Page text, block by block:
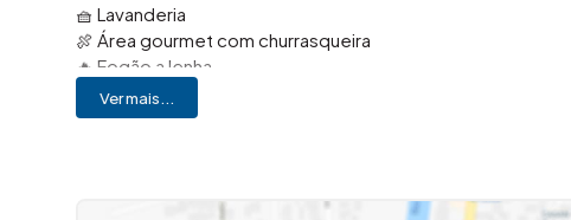
🧺 Lavanderia
🍖 Área gourmet com churrasqueira
🔥 Fogão a lenha
🪑 Guarda-roupas planejados nos quartos
praticidade para o dia a dia, em uma cidade reconhecida
Ver mais...